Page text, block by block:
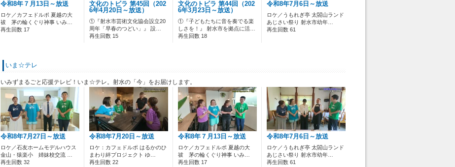
令和8年７月13日～放送
ロケ／カフェドルポ 夏越の大
祓 茅の輪くぐり神事 いみ…
再生回数 17
文化のトビラ 第45回（202
6年4月20日～放送）
①『射水市芸術文化協会設立20
周年「早春のつどい」』 設…
再生回数 15
文化のトビラ 第44回（202
6年3月23日～放送）
①『子どもたちに音を奏でる楽
しさを！』 射水市を拠点に活…
再生回数 18
令和8年7月6日～放送
ロケ／うもれぎ亭 太閤山ランド
あじさい祭り 射水市幼年…
再生回数 61
いま☆テレ
いみずまるごと応援テレビ！いま☆テレ。射水の「今」をお届けします。
令和8年7月27日～放送
ロケ／石友ホームモデルハウス
金山・猿楽小 姉妹校交流 …
再生回数 32
令和8年7月20日～放送
ロケ：カフェドルポ はるかのひ
まわり絆プロジェクト ゆ…
再生回数 22
令和8年７月13日～放送
ロケ／カフェドルポ 夏越の大
祓 茅の輪くぐり神事 いみ…
再生回数 17
令和8年7月6日～放送
ロケ／うもれぎ亭 太閤山ランド
あじさい祭り 射水市幼年…
再生回数 61